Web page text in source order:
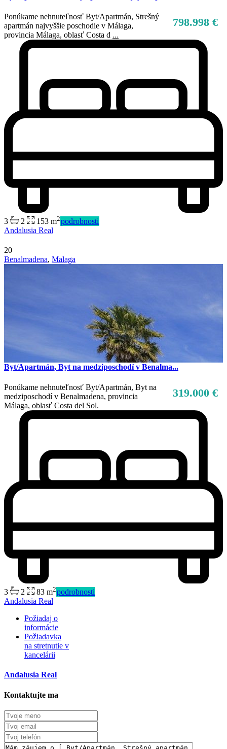
Predaj
798.998 €
Ponúkame nehnuteľnosť Byt/Apartmán, Strešný
apartmán najvyššie poschodie v Málaga,
provincia Málaga, oblasť Costa d ...
3 2 153 m2podrobnosti
Andalusia Real
20
Benalmadena, Malaga
Byt/Apartmán, Byt na medziposchodí v Benalma...
319.000 €
Ponúkame nehnuteľnosť Byt/Apartmán, Byt na
medziposchodí v Benalmadena, provincia
Málaga, oblasť Costa del Sol.
3 2 83 m2podrobnosti
Andalusia Real
Požiadaj o
informácie
Požiadavka
na stretnutie v
kancelárii
Andalusia Real
Kontaktujte ma